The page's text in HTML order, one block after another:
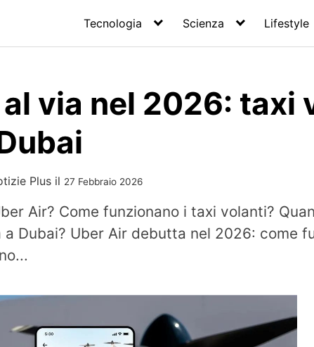
Tecnologia Scienza Lifestyle
via nel 2026: taxi
Plus il 27 Febbraio 2026
Air? Come funzionano i taxi volanti?
Dubai? Uber Air debutta nel 2026: come